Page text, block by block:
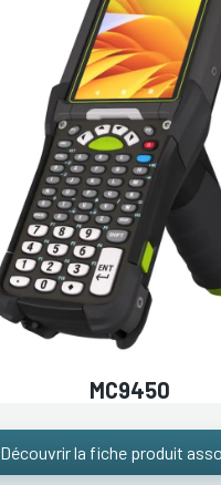
MC9450
Découvrir la fiche produit